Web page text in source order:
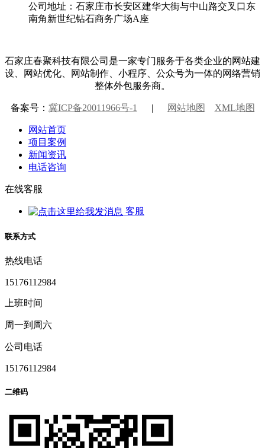
公司地址：石家庄市长安区建华大街与中山路交叉口东
南角新世纪钻石商务广场A座
石家庄春聚科技有限公司是一家专门服务于各类企业的网站建
设、网站优化、网站制作、小程序、公众号为一体的网络营销
整体外包服务商。
备案号： 冀ICP备20011966号-1 | 网站地图 XML地图
网站首页
项目案例
新闻资讯
电话咨询
在线客服
客服
联系方式
热线电话
15176112984
上班时间
周一到周六
公司电话
15176112984
二维码